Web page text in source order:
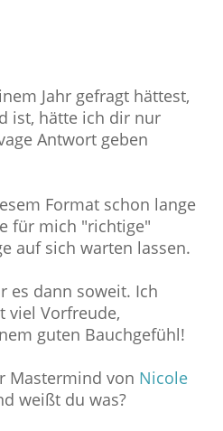
Jahr gefragt hättest,
ist, hätte ich dir nur
Antwort geben
Format schon lange
für mich "richtige"
auf sich warten lassen.
es dann soweit. Ich
viel Vorfreude,
guten Bauchgefühl!
Mastermind von Nicole
weißt du was?